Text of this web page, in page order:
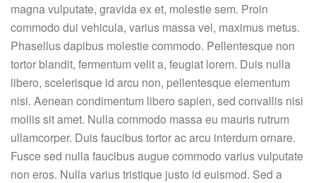
magna vulputate, gravida ex et, molestie sem. Proin
commodo dui vehicula, varius massa vel, maximus metus.
Phasellus dapibus molestie commodo. Pellentesque non
tortor blandit, fermentum velit a, feugiat lorem. Duis nulla
libero, scelerisque id arcu non, pellentesque elementum
nisi. Aenean condimentum libero sapien, sed convallis nisi
mollis sit amet. Nulla commodo massa eu mauris rutrum
ullamcorper. Duis faucibus tortor ac arcu interdum ornare.
Fusce sed nulla faucibus augue commodo varius vulputate
non eros. Nulla varius tristique justo id euismod. Sed a